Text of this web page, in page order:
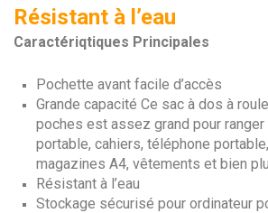
Résistant à l’eau
Caractériqtiques Principales
Pochette avant facile d’accès
Grande capacité Ce sac à dos à
poches est assez grand pour
portable, cahiers, téléphone
magazines A4, vêtements et bien
Résistant à l’eau
Stockage sécurisé pour ordinateur